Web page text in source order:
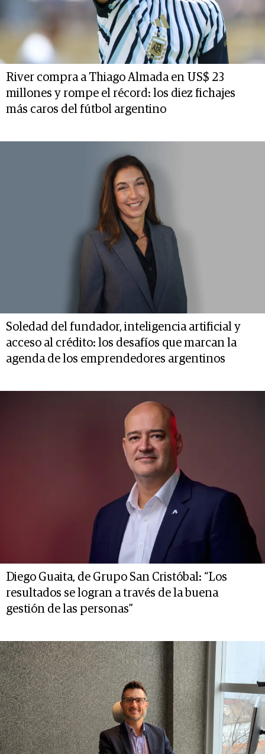
River compra a Thiago Almada en US$ 23
millones y rompe el récord: los diez fichajes
más caros del fútbol argentino
Soledad del fundador, inteligencia artificial y
acceso al crédito: los desafíos que marcan la
agenda de los emprendedores argentinos
Diego Guaita, de Grupo San Cristóbal: “Los
resultados se logran a través de la buena
gestión de las personas”